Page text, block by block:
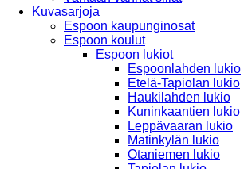
Kuvasarjoja
Espoon kaupunginosat
Espoon koulut
Espoon lukiot
Espoonlahden lukio
Etelä-Tapiolan lukio
Haukilahden lukio
Kuninkaantien lukio
Leppävaaran lukio
Matinkylän lukio
Otaniemen lukio